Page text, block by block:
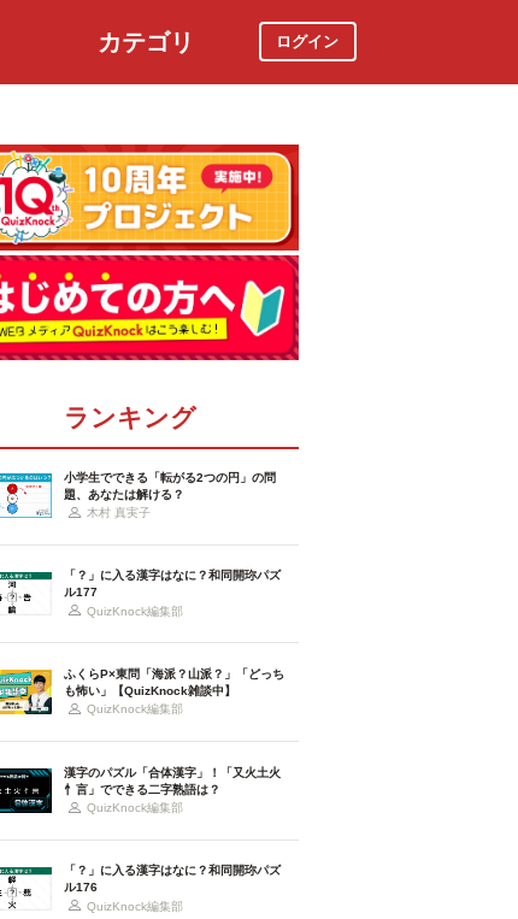
カテゴリ ログイン
ランキング
小学生でできる「転がる2つの円」の問
題、あなたは解ける？
木村 真実子
「？」に入る漢字はなに？和同開珎パズ
ル177
QuizKnock編集部
ふくらP×東問「海派？山派？」「どっち
も怖い」【QuizKnock雑談中】
QuizKnock編集部
漢字のパズル「合体漢字」！「又火土火
忄言」でできる二字熟語は？
QuizKnock編集部
「？」に入る漢字はなに？和同開珎パズ
ル176
QuizKnock編集部